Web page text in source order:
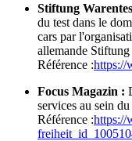
Stiftung
du test dans le
cars par
allemande Stiftung
Référence :https://
Focus Magazin :
services au sein du
Référence :https://